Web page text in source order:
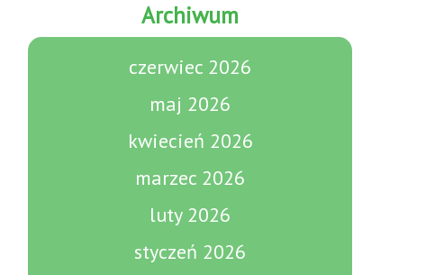
Archiwum
czerwiec 2026
maj 2026
kwiecień 2026
marzec 2026
luty 2026
styczeń 2026